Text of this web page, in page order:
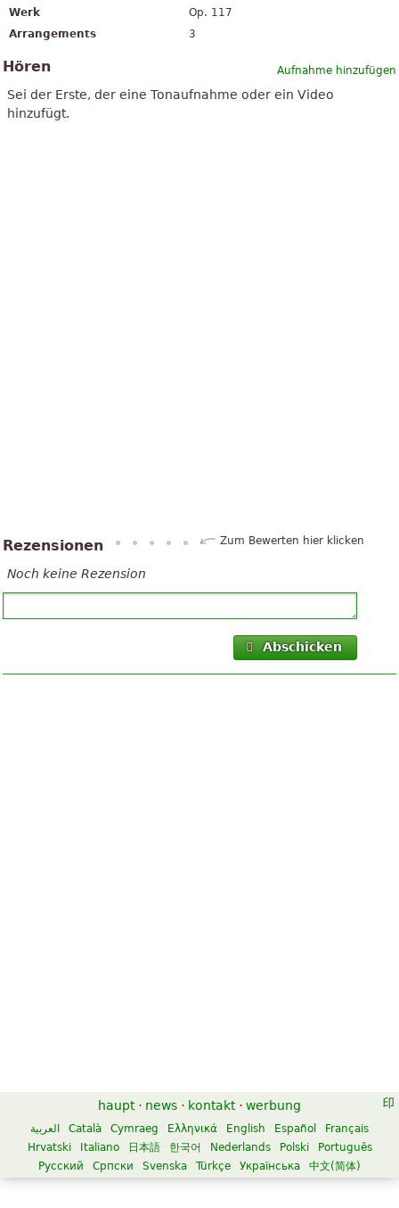
Werk
Op. 117
Arrangements
3
Aufnahme hinzufügen
Hören
Sei der Erste, der eine Tonaufnahme oder ein Video
hinzufügt.
Rezensionen Zum Bewerten hier klicken
Noch keine Rezension
Abschicken
haupt · news · kontakt · werbung
العربية Català Cymraeg Ελληνικά English Español
Français
Hrvatski
Italiano 日本語 한국어 Nederlands Polski
Português
Русский
Српски Svenska Türkçe Українська 中文(简体)